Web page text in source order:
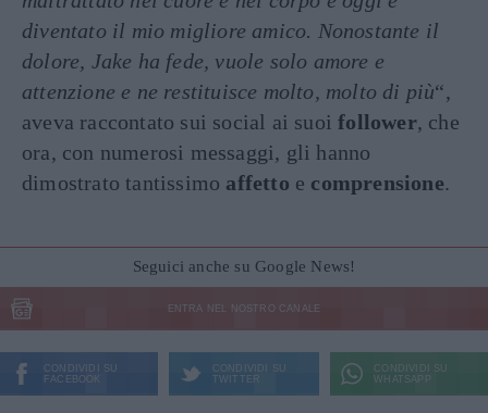
diventato il mio migliore amico. Nonostante il
dolore, Jake ha fede, vuole solo amore e
attenzione e ne restituisce molto, molto di più“,
aveva raccontato sui social ai suoifollower, che
ora, con numerosi messaggi, gli hanno
dimostrato tantissimo affetto e comprensione.
Seguici anche su Google News!
ENTRA NEL NOSTRO CANALE
CONDIVIDI SU
FACEBOOK
CONDIVIDI SU
TWITTER
CONDIVIDI SU
WHATSAPP